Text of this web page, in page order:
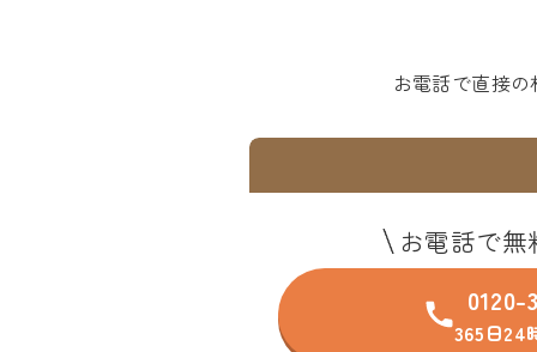
お電話で直接
お電話で
0120-
365日24